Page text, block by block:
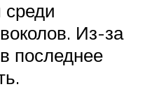
Из-за
последнее